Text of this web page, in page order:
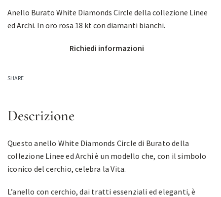
Anello Burato White Diamonds Circle della collezione Linee
ed Archi. In oro rosa 18 kt con diamanti bianchi.
Richiedi informazioni
SHARE
Descrizione
Questo anello White Diamonds Circle di Burato della
collezione Linee ed Archi è un modello che, con il simbolo
iconico del cerchio, celebra la Vita.
L’anello con cerchio, dai tratti essenziali ed eleganti, è